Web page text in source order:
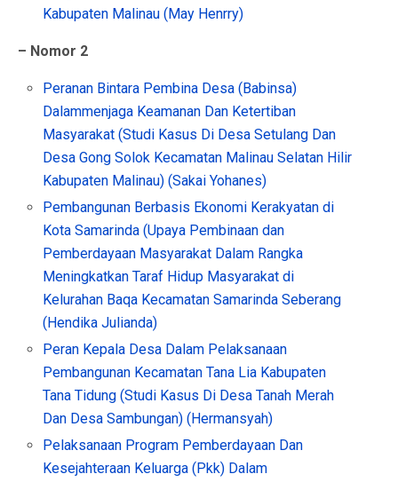
Kabupaten Malinau (May Henrry)
– Nomor 2
Peranan Bintara Pembina Desa (Babinsa)
Dalammenjaga Keamanan Dan Ketertiban
Masyarakat (Studi Kasus Di Desa Setulang Dan
Desa Gong Solok Kecamatan Malinau Selatan Hilir
Kabupaten Malinau) (Sakai Yohanes)
Pembangunan Berbasis Ekonomi Kerakyatan di
Kota Samarinda (Upaya Pembinaan dan
Pemberdayaan Masyarakat Dalam Rangka
Meningkatkan Taraf Hidup Masyarakat di
Kelurahan Baqa Kecamatan Samarinda Seberang
(Hendika Julianda)
Peran Kepala Desa Dalam Pelaksanaan
Pembangunan Kecamatan Tana Lia Kabupaten
Tana Tidung (Studi Kasus Di Desa Tanah Merah
Dan Desa Sambungan) (Hermansyah)
Pelaksanaan Program Pemberdayaan Dan
Kesejahteraan Keluarga (Pkk) Dalam